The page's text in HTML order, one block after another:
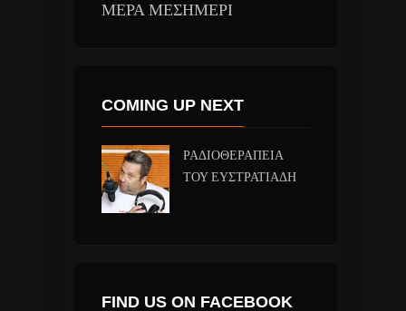
ΜΕΡΑ ΜΕΣΗΜΕΡΙ
COMING UP NEXT
ΡΑΔΙΟΘΕΡΑΠΕΙΑ
ΤΟΥ ΕΥΣΤΡΑΤΙΑΔΗ
FIND US ON FACEBOOK